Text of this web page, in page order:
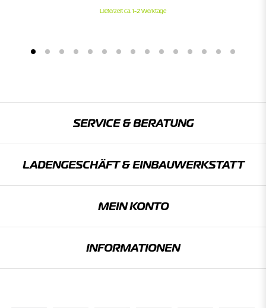
Lieferzeit ca. 1-2 Werktage
SERVICE & BERATUNG
LADENGESCHÄFT & EINBAU­WERKSTATT
MEIN KONTO
INFORMATIONEN